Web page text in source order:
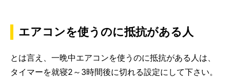
エアコンを使うのに抵抗がある人
とは言え、一晩中エアコンを使うのに抵抗がある人は、
タイマーを就寝2～3時間後に切れる設定にして下さい。